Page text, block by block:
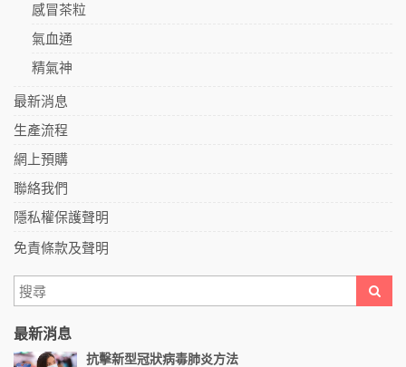
感冒茶粒
氣血通
精氣神
最新消息
生產流程
網上預購
聯絡我們
隱私權保護聲明
免責條款及聲明
最新消息
抗擊新型冠狀病毒肺炎方法